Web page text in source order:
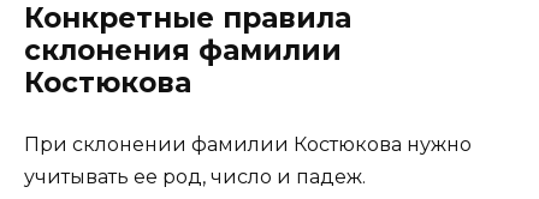
Конкретные правила
склонения фамилии
Костюкова
При склонении фамилии Костюкова нужно
учитывать ее род, число и падеж.